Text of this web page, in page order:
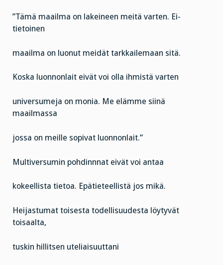
”Tämä maailma on lakeineen meitä varten. Ei-
tietoinen
maailma on luonut meidät tarkkailemaan sitä.
Koska luonnonlait eivät voi olla ihmistä varten
universumeja on monia. Me elämme siinä
maailmassa
jossa on meille sopivat luonnonlait.”
Multiversumin pohdinnnat eivät voi antaa
kokeellista tietoa. Epätieteellistä jos mikä.
Heijastumat toisesta todellisuudesta löytyvät
toisaalta,
tuskin hillitsen uteliaisuuttani